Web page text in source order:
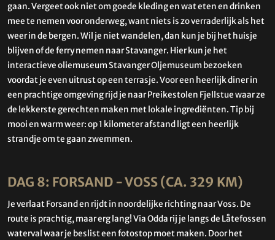
gaan. Vergeet ook niet om goede kleding en wat eten en drinken
mee te nemen voor onderweg, want niets is zo verraderlijk als het
weer in de bergen. Wil je niet wandelen, dan kun je bij het huisje
blijven of de ferry nemen naar Stavanger. Hier kun je het
interactieve oliemuseum Stavanger Oljemuseum bezoeken
voordat je even uitrust op een terrasje. Voor een heerlijk diner in
een prachtige omgeving rijd je naar Preikestolen Fjellstue waar ze
de lekkerste gerechten maken met lokale ingrediënten. Tip bij
mooi en warm weer: op 1 kilometer afstand ligt een heerlijk
strandje om te gaan zwemmen.
DAG 8: FORSAND - VOSS (CA. 329 KM)
Je verlaat Forsand en rijdt in noordelijke richting naar Voss. De
route is prachtig, maar erg lang! Via Odda rij je langs de Låtefossen
waterval waar je beslist een fotostop moet maken. Door het